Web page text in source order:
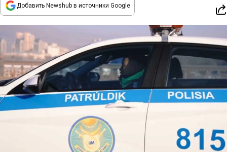
Добавить Newshub в источники Google